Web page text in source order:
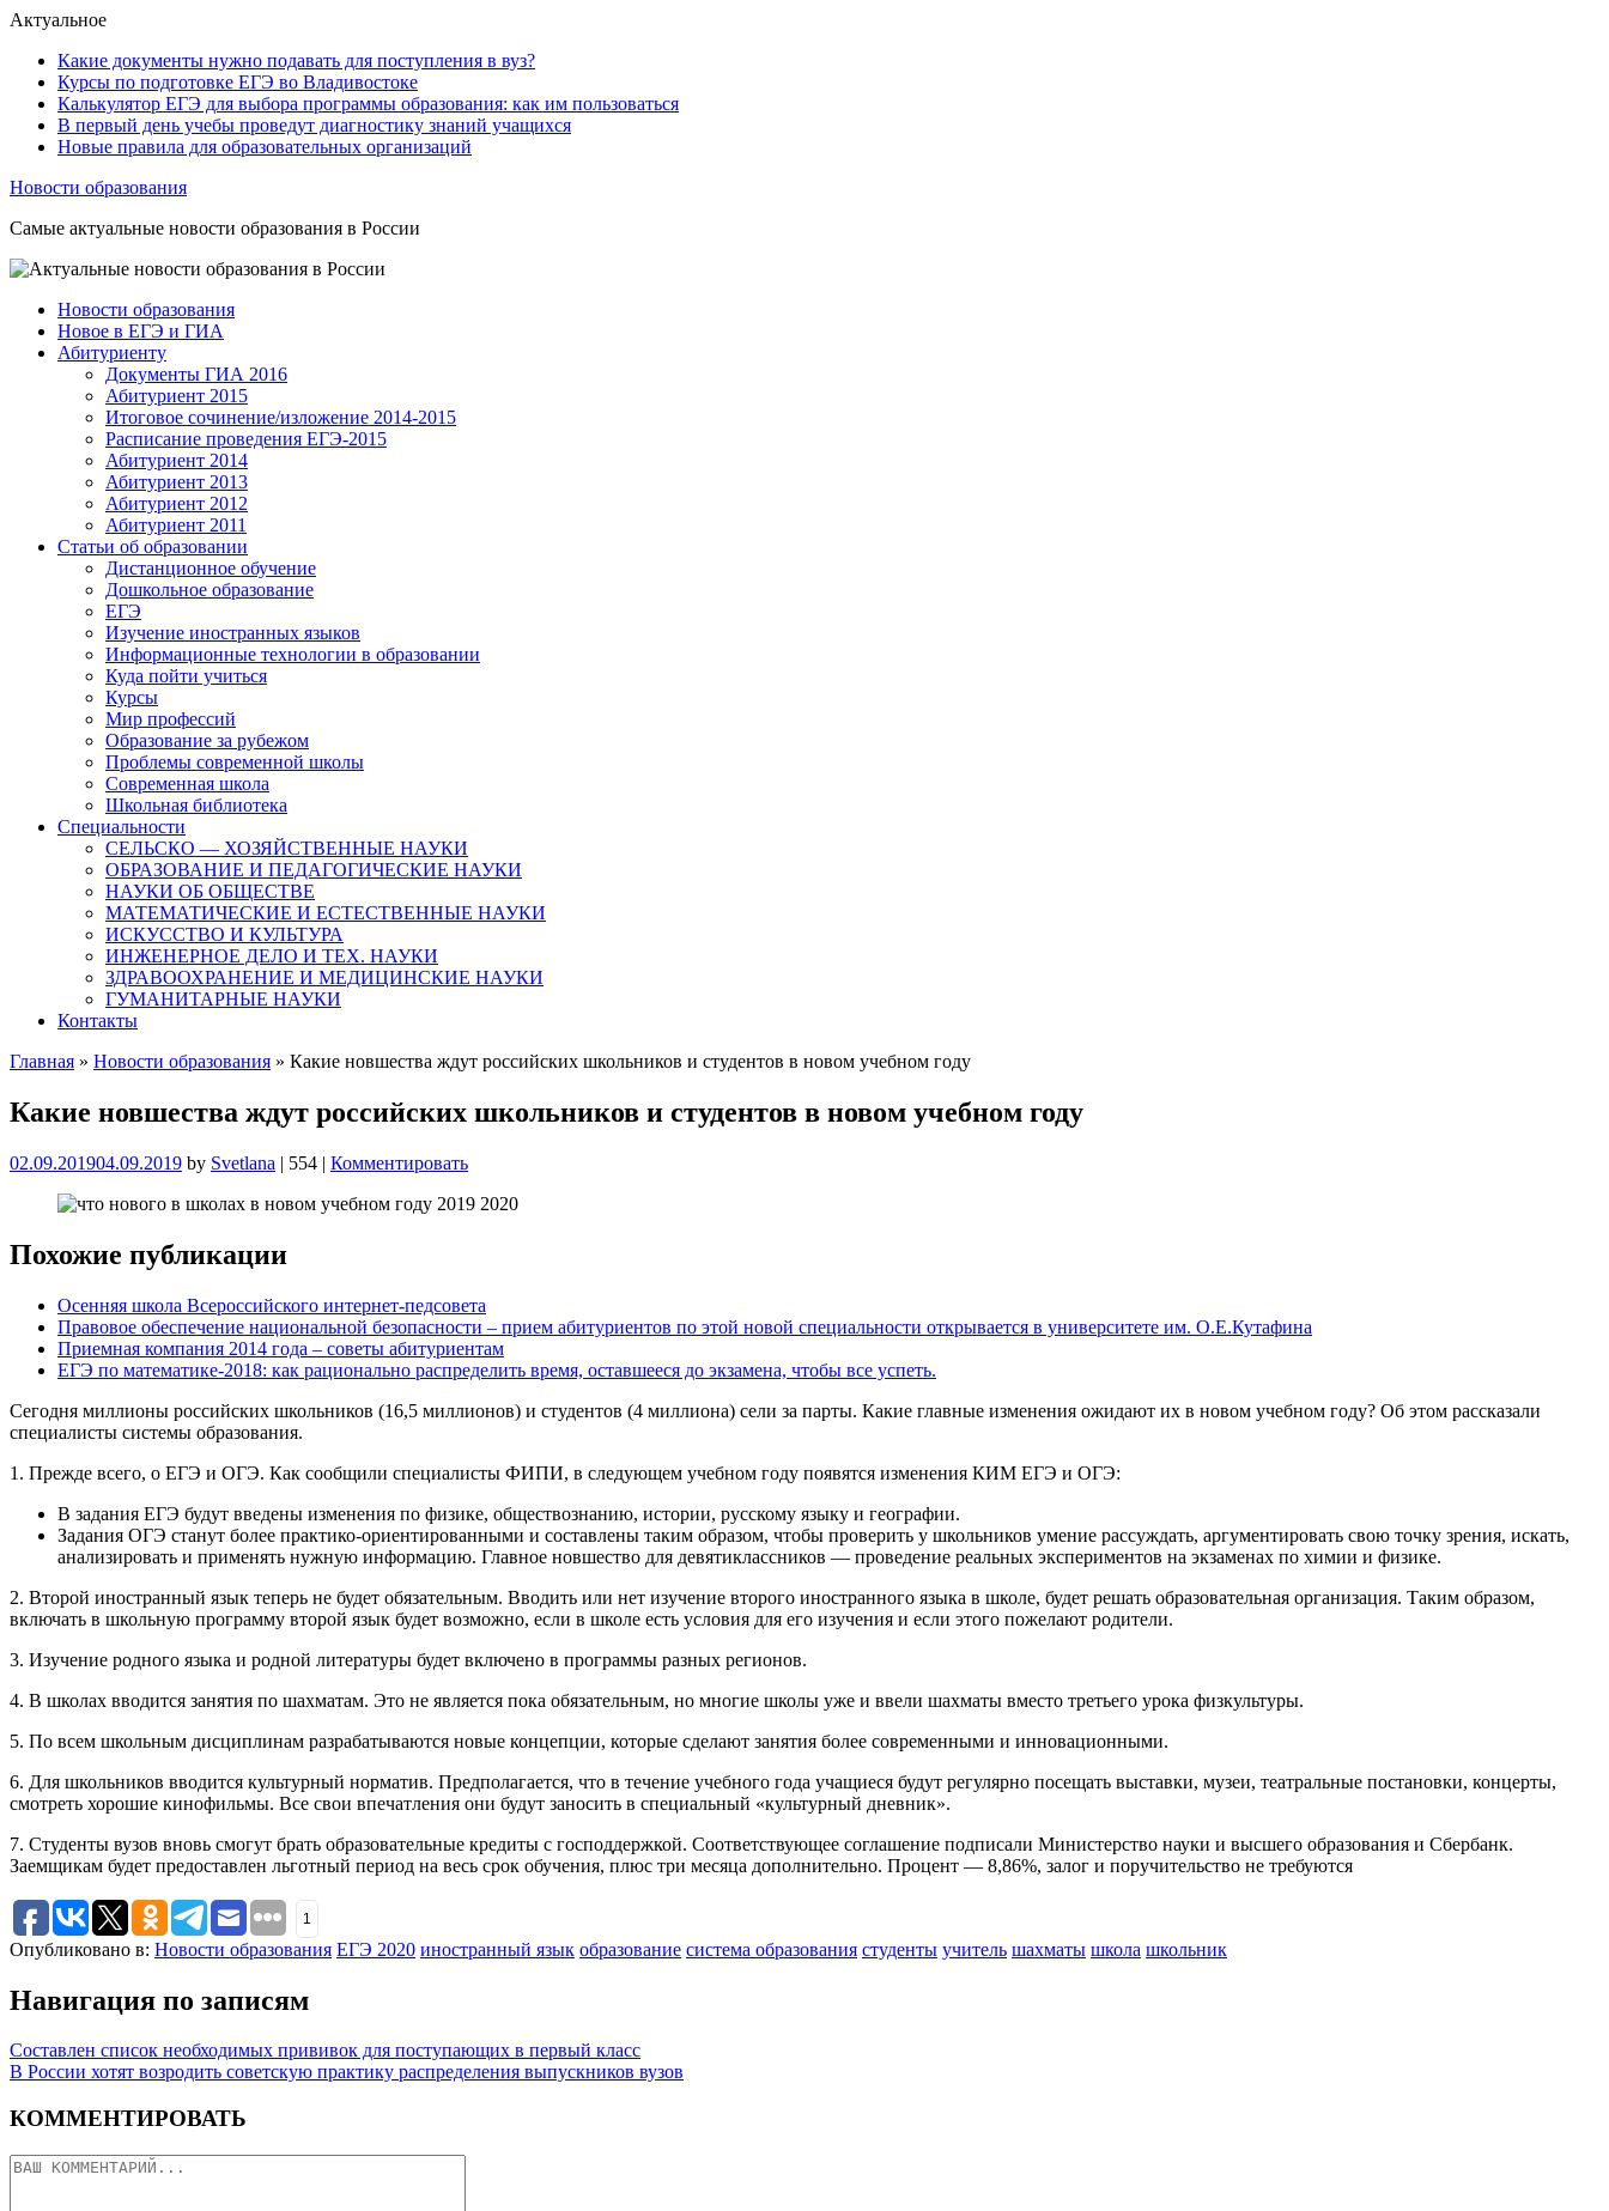
Актуальное
Какие документы нужно подавать для поступления в вуз?
Курсы по подготовке ЕГЭ во Владивостоке
Калькулятор ЕГЭ для выбора программы образования: как им пользоваться
В первый день учебы проведут диагностику знаний учащихся
Новые правила для образовательных организаций
Новости образования
Самые актуальные новости образования в России
Новости образования
Новое в ЕГЭ и ГИА
Абитуриенту
Документы ГИА 2016
Абитуриент 2015
Итоговое сочинение/изложение 2014-2015
Расписание проведения ЕГЭ-2015
Абитуриент 2014
Абитуриент 2013
Абитуриент 2012
Абитуриент 2011
Статьи об образовании
Дистанционное обучение
Дошкольное образование
ЕГЭ
Изучение иностранных языков
Информационные технологии в образовании
Куда пойти учиться
Курсы
Мир профессий
Образование за рубежом
Проблемы современной школы
Современная школа
Школьная библиотека
Специальности
СЕЛЬСКО — ХОЗЯЙСТВЕННЫЕ НАУКИ
ОБРАЗОВАНИЕ И ПЕДАГОГИЧЕСКИЕ НАУКИ
НАУКИ ОБ ОБЩЕСТВЕ
МАТЕМАТИЧЕСКИЕ И ЕСТЕСТВЕННЫЕ НАУКИ
ИСКУССТВО И КУЛЬТУРА
ИНЖЕНЕРНОЕ ДЕЛО И ТЕХ. НАУКИ
ЗДРАВООХРАНЕНИЕ И МЕДИЦИНСКИЕ НАУКИ
ГУМАНИТАРНЫЕ НАУКИ
Контакты
Главная » Новости образования » Какие новшества ждут российских школьников и студентов в новом учебном году
Какие новшества ждут российских школьников и студентов в новом учебном году
02.09.201904.09.2019 by Svetlana | 554 | Комментировать
Похожие публикации
Осенняя школа Всероссийского интернет-педсовета
Правовое обеспечение национальной безопасности – прием абитуриентов по этой новой специальности открывается в университете им. О.Е.Кутафина
Приемная компания 2014 года – советы абитуриентам
ЕГЭ по математике-2018: как рационально распределить время, оставшееся до экзамена, чтобы все успеть.
Сегодня миллионы российских школьников (16,5 миллионов) и студентов (4 миллиона) сели за парты. Какие главные изменения ожидают их в новом учебном году? Об этом рассказали
специалисты системы образования.
1. Прежде всего, о ЕГЭ и ОГЭ. Как сообщили специалисты ФИПИ, в следующем учебном году появятся изменения КИМ ЕГЭ и ОГЭ:
В задания ЕГЭ будут введены изменения по физике, обществознанию, истории, русскому языку и географии.
Задания ОГЭ станут более практико-ориентированными и составлены таким образом, чтобы проверить у школьников умение рассуждать, аргументировать свою точку зрения, искать,
анализировать и применять нужную информацию. Главное новшество для девятиклассников — проведение реальных экспериментов на экзаменах по химии и физике.
2. Второй иностранный язык теперь не будет обязательным. Вводить или нет изучение второго иностранного языка в школе, будет решать образовательная организация. Таким образом,
включать в школьную программу второй язык будет возможно, если в школе есть условия для его изучения и если этого пожелают родители.
3. Изучение родного языка и родной литературы будет включено в программы разных регионов.
4. В школах вводится занятия по шахматам. Это не является пока обязательным, но многие школы уже и ввели шахматы вместо третьего урока физкультуры.
5. По всем школьным дисциплинам разрабатываются новые концепции, которые сделают занятия более современными и инновационными.
6. Для школьников вводится культурный норматив. Предполагается, что в течение учебного года учащиеся будут регулярно посещать выставки, музеи, театральные постановки, концерты,
смотреть хорошие кинофильмы. Все свои впечатления они будут заносить в специальный «культурный дневник».
7. Студенты вузов вновь смогут брать образовательные кредиты с господдержкой. Соответствующее соглашение подписали Министерство науки и высшего образования и Сбербанк.
Заемщикам будет предоставлен льготный период на весь срок обучения, плюс три месяца дополнительно. Процент — 8,86%, залог и поручительство не требуются
1
Опубликовано в: Новости образования ЕГЭ 2020 иностранный язык образование система образования студенты учитель шахматы школа школьник
Навигация по записям
Составлен список необходимых прививок для поступающих в первый класс
В России хотят возродить советскую практику распределения выпускников вузов
КОММЕНТИРОВАТЬ